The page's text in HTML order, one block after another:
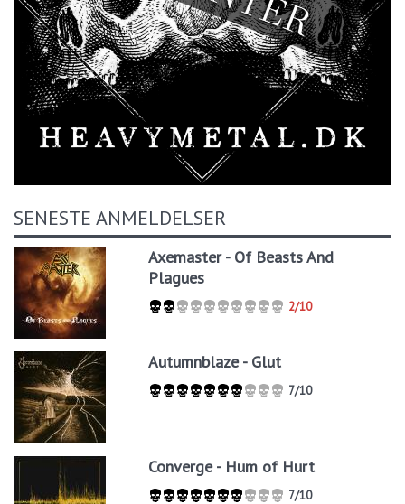
SENESTE ANMELDELSER
Axemaster - Of Beasts And
Plagues
2/10
Autumnblaze - Glut
7/10
Converge - Hum of Hurt
7/10